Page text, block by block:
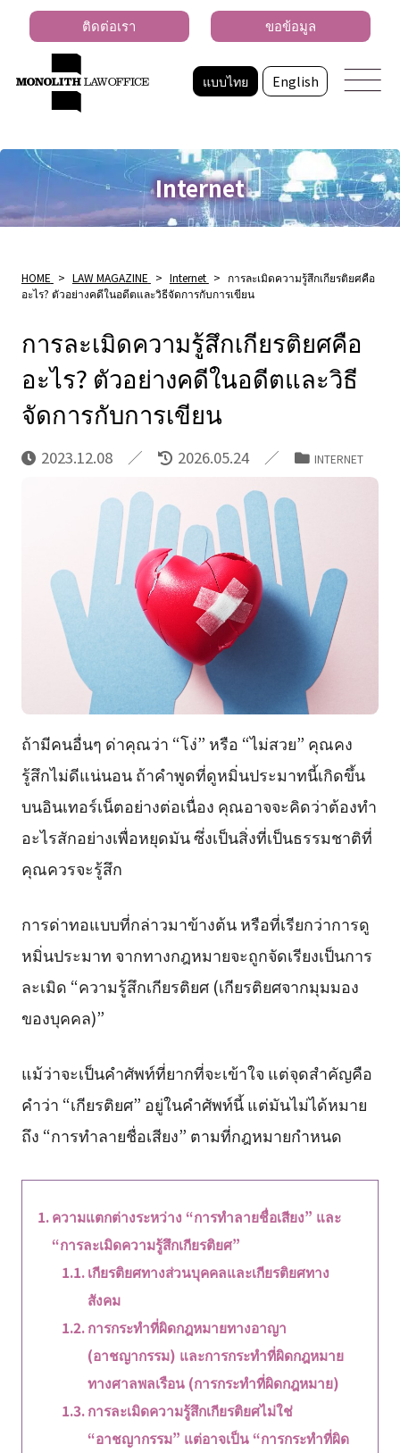
แบบไทย English
ติดต่อเรา ขอข้อมูล
Internet
HOME > LAW MAGAZINE > Internet > การละเมิดความรู้สึกเกียรติยศคือ
อะไร? ตัวอย่างคดีในอดีตและวิธีจัดการกับการเขียน
การละเมิดความรู้สึกเกียรติยศคือ
อะไร? ตัวอย่างคดีในอดีตและวิธี
จัดการกับการเขียน
2023.12.08 2026.05.24 INTERNET
ถ้ามีคนอื่นๆ ด่าคุณว่า “โง่” หรือ “ไม่สวย” คุณคง
รู้สึกไม่ดีแน่นอน ถ้าคำพูดที่ดูหมิ่นประมาทนี้เกิดขึ้น
บนอินเทอร์เน็ตอย่างต่อเนื่อง คุณอาจจะคิดว่าต้องทำ
อะไรสักอย่างเพื่อหยุดมัน ซึ่งเป็นสิ่งที่เป็นธรรมชาติที่
คุณควรจะรู้สึก
การด่าทอแบบที่กล่าวมาข้างต้น หรือที่เรียกว่าการดู
หมิ่นประมาท จากทางกฎหมายจะถูกจัดเรียงเป็นการ
ละเมิด “ความรู้สึกเกียรติยศ (เกียรติยศจากมุมมอง
ของบุคคล)”
แม้ว่าจะเป็นคำศัพท์ที่ยากที่จะเข้าใจ แต่จุดสำคัญคือ
คำว่า “เกียรติยศ” อยู่ในคำศัพท์นี้ แต่มันไม่ได้หมาย
ถึง “การทำลายชื่อเสียง” ตามที่กฎหมายกำหนด
ความแตกต่างระหว่าง “การทำลายชื่อเสียง” และ
“การละเมิดความรู้สึกเกียรติยศ”
เกียรติยศทางส่วนบุคคลและเกียรติยศทาง
สังคม
การกระทำที่ผิดกฎหมายทางอาญา
(อาชญากรรม) และการกระทำที่ผิดกฎหมาย
ทางศาลพลเรือน (การกระทำที่ผิดกฎหมาย)
การละเมิดความรู้สึกเกียรติยศไม่ใช่
“อาชญากรรม” แต่อาจเป็น “การกระทำที่ผิด